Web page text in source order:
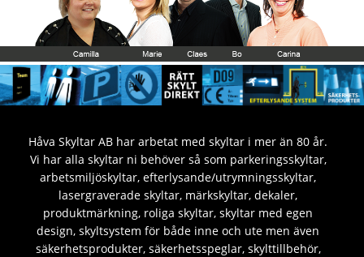
Håva Skyltar AB har arbetat med skyltar i mer än 80 år.
Vi har alla skyltar ni behöver så som parkeringsskyltar,
arbetsmiljöskyltar, efterlysande/utrymningsskyltar,
lasergraverade skyltar, märkskyltar, dekaler,
produktmärkning, roliga skyltar, skyltar med egen
design, skyltsystem för både inne och ute men även
säkerhetsprodukter, säkerhetsspeglar, skylttillbehör,